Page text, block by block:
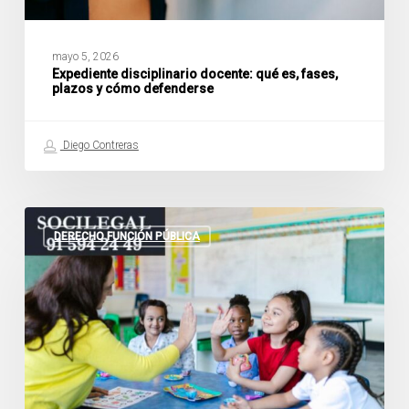
mayo 5, 2026
Expediente disciplinario docente: qué es, fases,
plazos y cómo defenderse
Diego Contreras
DERECHO FUNCIÓN PÚBLICA
Incompatibilidad
docente